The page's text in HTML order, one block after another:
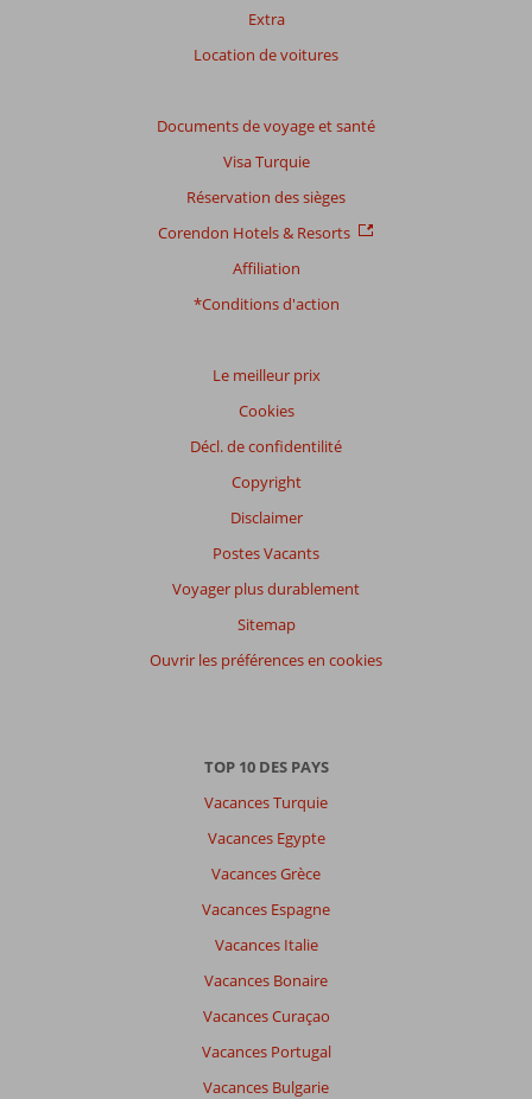
Extra
Location de voitures
Documents de voyage et santé
Visa Turquie
Réservation des sièges
Corendon Hotels & Resorts
Affiliation
*Conditions d'action
Le meilleur prix
Cookies
Décl. de confidentilité
Copyright
Disclaimer
Postes Vacants
Voyager plus durablement
Sitemap
Ouvrir les préférences en cookies
TOP 10 DES PAYS
Vacances Turquie
Vacances Egypte
Vacances Grèce
Vacances Espagne
Vacances Italie
Vacances Bonaire
Vacances Curaçao
Vacances Portugal
Vacances Bulgarie